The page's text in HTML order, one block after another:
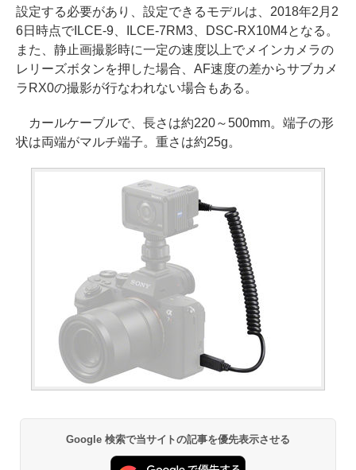
設定する必要があり、設定できるモデルは、2018年2月2
6日時点でILCE-9、ILCE-7RM3、DSC-RX10M4となる。
また、静止画撮影時に一定の速度以上でメインカメラの
レリーズボタンを押した場合、AF速度の差からサブカメ
ラRX0の撮影が行なわれない場合もある。
カールケーブルで、長さは約220～500mm。端子の形
状は両端がマルチ端子。重さは約25g。
Google 検索で当サイトの記事を優先表示させる